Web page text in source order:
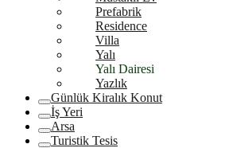
Prefabrik
Residence
Villa
Yalı
Yalı Dairesi
Yazlık
Günlük Kiralık Konut
İş Yeri
Arsa
Turistik Tesis